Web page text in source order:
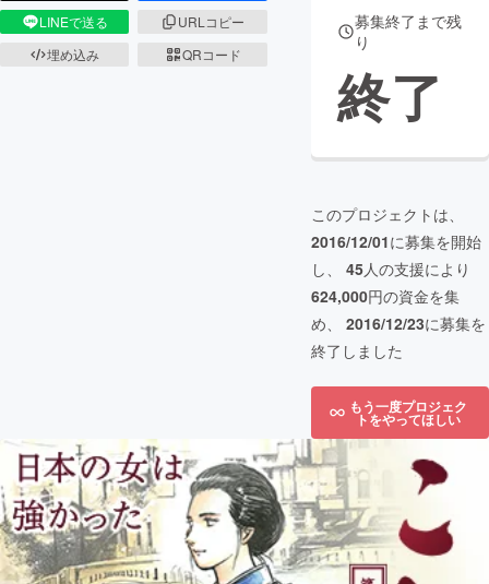
LINEで送る
URLコピー
埋め込み
QRコード
募集終了まで残
り
終了
このプロジェクトは、
2016/12/01に募集を開始
し、 45人の支援により
624,000円の資金を集
め、 2016/12/23に募集を
終了しました
もう一度プロジェク
トをやってほしい